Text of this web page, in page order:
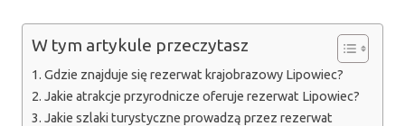
W tym artykule przeczytasz
Gdzie znajduje się rezerwat krajobrazowy Lipowiec?
Jakie atrakcje przyrodnicze oferuje rezerwat Lipowiec?
Jakie szlaki turystyczne prowadzą przez rezerwat